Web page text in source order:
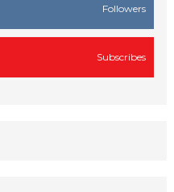
Followers
Subscribes